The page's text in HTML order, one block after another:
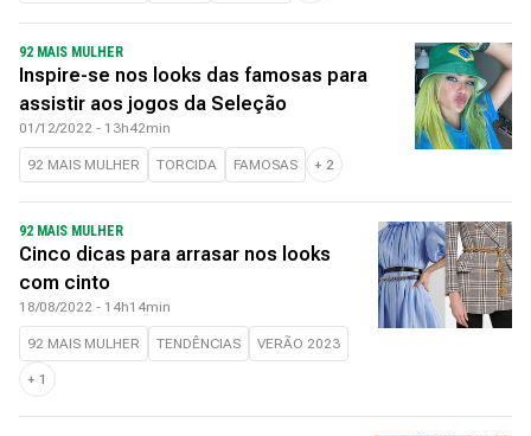
92 MAIS MULHER
Inspire-se nos looks das famosas para
assistir aos jogos da Seleção
01/12/2022 - 13h42min
92 MAIS MULHER TORCIDA FAMOSAS + 2
92 MAIS MULHER
Cinco dicas para arrasar nos looks
com cinto
18/08/2022 - 14h14min
92 MAIS MULHER TENDÊNCIAS VERÃO 2023
+ 1